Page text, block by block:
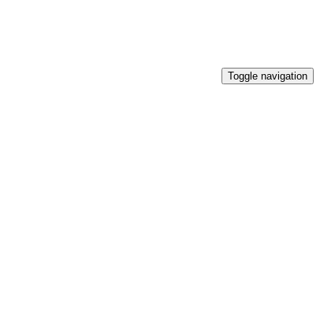
Toggle navigation